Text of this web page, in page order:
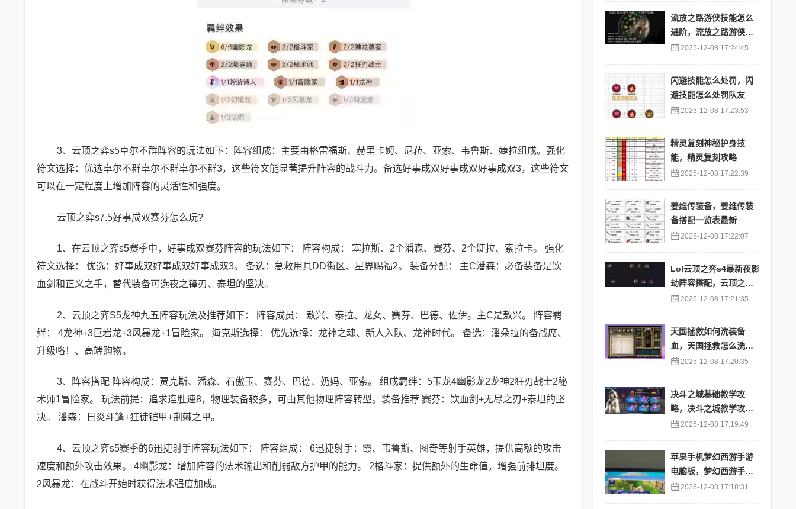
3、云顶之弈s5卓尔不群阵容的玩法如下：阵容组成：主要由格雷福斯、赫里卡姆、尼菈、亚索、韦鲁斯、婕拉组成。强化
符文选择：优选卓尔不群卓尔不群卓尔不群3，这些符文能显著提升阵容的战斗力。备选好事成双好事成双好事成双3，这些符文
可以在一定程度上增加阵容的灵活性和强度。
云顶之弈s7.5好事成双赛芬怎么玩?
1、在云顶之弈s5赛季中，好事成双赛芬阵容的玩法如下： 阵容构成： 塞拉斯、2个潘森、赛芬、2个婕拉、索拉卡。 强化
符文选择： 优选：好事成双好事成双好事成双3。 备选：急救用具DD街区、星界赐福2。 装备分配： 主C潘森：必备装备是饮
血剑和正义之手，替代装备可选夜之锋刃、泰坦的坚决。
2、云顶之弈S5龙神九五阵容玩法及推荐如下： 阵容成员： 敖兴、泰拉、龙女、赛芬、巴德、佐伊。主C是敖兴。 阵容羁
绊： 4龙神+3巨岩龙+3风暴龙+1冒险家。 海克斯选择： 优先选择：龙神之魂、新人入队、龙神时代。 备选：潘朵拉的备战席、
升级咯！、高端购物。
3、阵容搭配 阵容构成：贾克斯、潘森、石傲玉、赛芬、巴德、奶妈、亚索。 组成羁绊：5玉龙4幽影龙2龙神2狂刃战士2秘
术师1冒险家。 玩法前提：追求连胜速8，物理装备较多，可由其他物理阵容转型。装备推荐 赛芬：饮血剑+无尽之刃+泰坦的坚
决。 潘森：日炎斗篷+狂徒铠甲+荆棘之甲。
4、云顶之弈s5赛季的6迅捷射手阵容玩法如下： 阵容组成： 6迅捷射手：霞、韦鲁斯、图奇等射手英雄，提供高额的攻击
速度和额外攻击效果。 4幽影龙：增加阵容的法术输出和削弱敌方护甲的能力。 2格斗家：提供额外的生命值，增强前排坦度。
2风暴龙：在战斗开始时获得法术强度加成。
流放之路游侠技能怎么
进阶，流放之路游侠技
能怎么进阶的
2025-12-08 17:24:45
闪避技能怎么处罚，闪
避技能怎么处罚队友
2025-12-08 17:23:53
精灵复刻神秘护身技
能，精灵复刻攻略
2025-12-08 17:22:39
姜维传装备，姜维传装
备搭配一览表最新
2025-12-08 17:22:07
Lol云顶之弈s4最新夜影
劫阵容搭配，云顶之奕
夜影劫阵容
2025-12-08 17:21:35
天国拯救如何洗装备
血，天国拯救怎么洗衣
服 2025-12-08 17:20:35
决斗之城基础教学攻
略，决斗之城教学攻略2
1112025-12-08 17:19:49
苹果手机梦幻西游手游
电脑板，梦幻西游手游
苹果端怎么在电脑上登
2025-12-08 17:18:31